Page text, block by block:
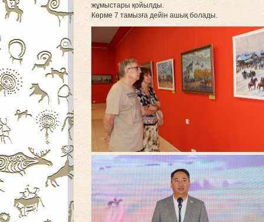
жұмыстары қойылды.
Көрме 7 тамызға дейін ашық болады.